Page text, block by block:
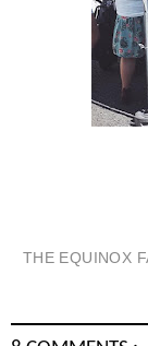
THE EQUINOX